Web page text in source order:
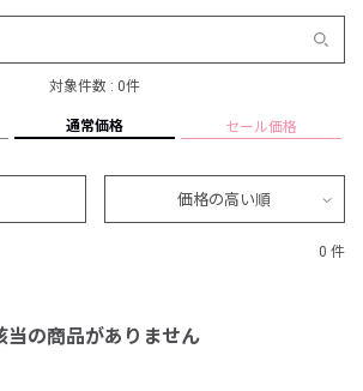
対象件数 : 0件
通常価格 セール価格
価格の高い順
0 件
当の商品がありません